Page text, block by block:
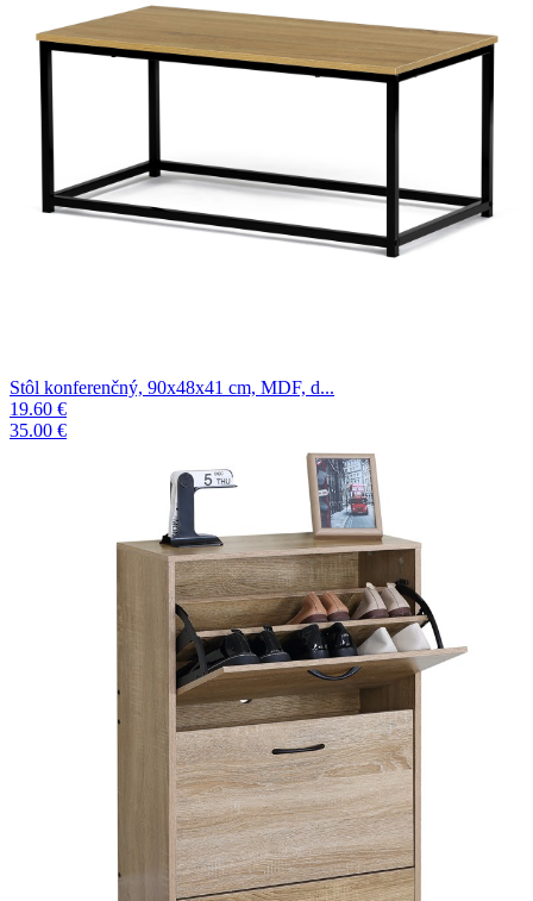
Stôl konferenčný, 90x48x41 cm, MDF, d...
19.60 €
35.00 €